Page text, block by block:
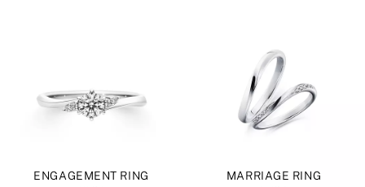
ENGAGEMENT RING MARRIAGE RING